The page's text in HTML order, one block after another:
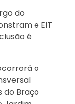
do
e EIT
é
o
do Braço